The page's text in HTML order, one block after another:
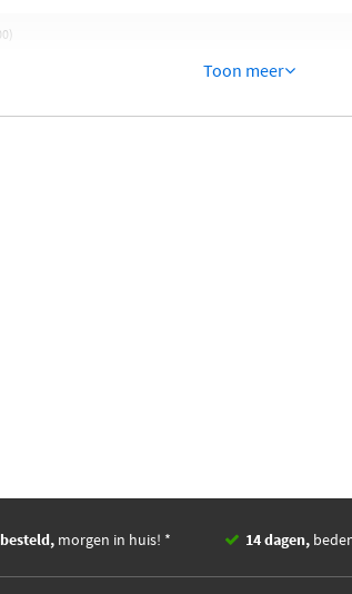
Toon meer
morgen in huis! * 14 dagen,